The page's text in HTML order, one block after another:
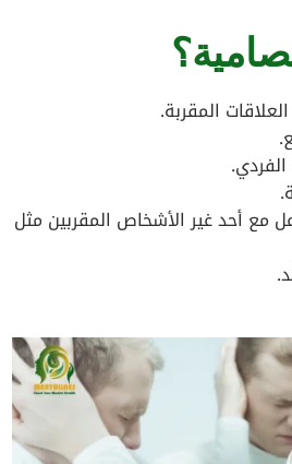
المقربة.
مع أحد غير الأشخاص المقربين مثل